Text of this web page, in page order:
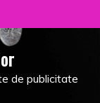
de publicitate